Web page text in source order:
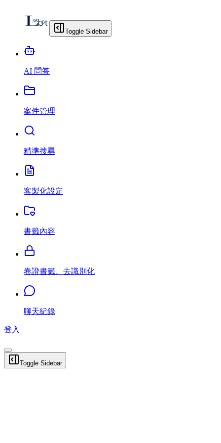
Toggle Sidebar
AI 問答
案件管理
精準搜尋
客製化設定
書籤內容
卷證書籤、去識別化
聊天紀錄
登入
Toggle Sidebar